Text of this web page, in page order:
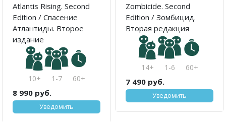
Atlantis Rising. Second
Edition / Спасение
Атлантиды. Второе
издание
10+ 1-7 60+
8 990 руб.
Уведомить
Zombicide. Second
Edition / Зомбицид.
Вторая редакция
14+ 1-6 60+
7 490 руб.
Уведомить